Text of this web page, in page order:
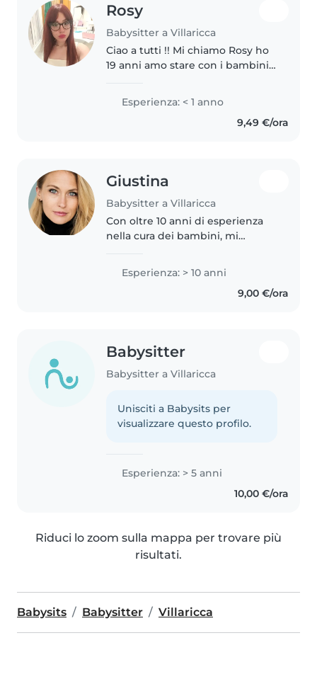
Rosy
Babysitter a Villaricca
Ciao a tutti !! Mi chiamo Rosy ho
19 anni amo stare con i bambini
,giocare e aiutarli
Esperienza: < 1 anno
9,49 €/ora
Giustina
Babysitter a Villaricca
Con oltre 10 anni di esperienza
nella cura dei bambini, mi
professionalità di bambini di
tutte le età. Sono un genitore
esperto e mi sento a mio agio
Esperienza: > 10 anni
9,00 €/ora
Babysitter
Babysitter a Villaricca
Unisciti a Babysits per
visualizzare questo profilo.
Esperienza: > 5 anni
10,00 €/ora
Riduci lo zoom sulla mappa per trovare più
risultati.
Babysits Babysitter Villaricca